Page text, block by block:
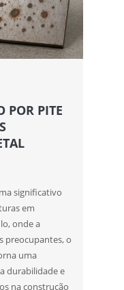
POR PITE
significativo
em
onde a
preocupantes, o
uma
durabilidade e
na construção